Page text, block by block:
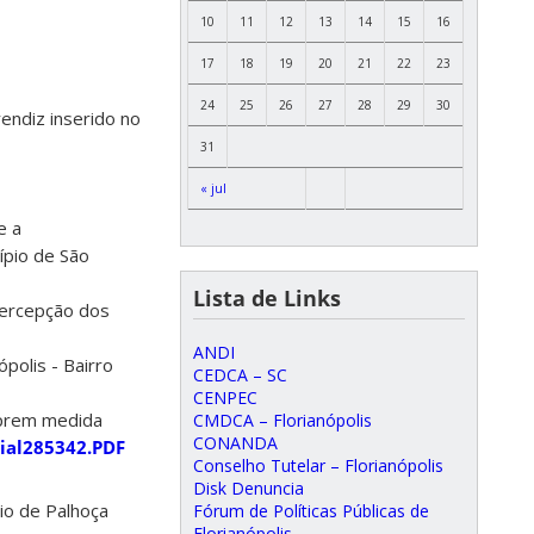
inserido no
a
de São
dos
- Bairro
medida
de Palhoça
« jul
10 11 12 13 14 15 16
17 18 19 20 21 22 23
24 25 26 27 28 29 30
31
Lista de Links
ANDI
CEDCA – SC
CENPEC
CMDCA – Florianópolis
CONANDA
Conselho Tutelar – Florianópolis
Disk Denuncia
Fórum de Políticas Públicas de